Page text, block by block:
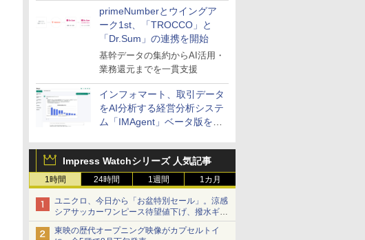
primeNumberとウイングア
ーク1st、「TROCCO」と
「Dr.Sum」の連携を開始
基幹データの集約からAI活用・
業務還元までを一貫支援
インフォマート、取引データ
をAI分析する経営分析システ
ム「IMAgent」ベータ版を提
Impress Watchシリーズ 人気記事
1時間 24時間 1週間 1カ月
ユニクロ、今日から「お盆特別セール」。涼感
シアサッカーワンピース待望値下げ、撥水ギア
ショーツは1990円に
東映の歴代オープニング映像がカプセルトイ